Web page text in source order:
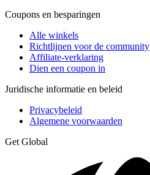
Coupons en besparingen
Alle winkels
Richtlijnen voor de community
Affiliate-verklaring
Dien een coupon in
Juridische informatie en beleid
Privacybeleid
Algemene voorwaarden
Get Global